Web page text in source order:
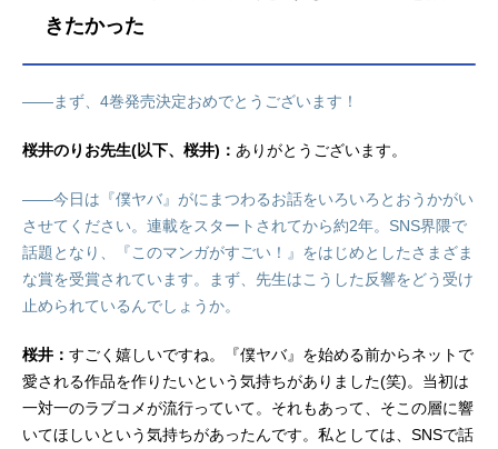
きたかった
――まず、4巻発売決定おめでとうございます！
桜井のりお先生(以下、桜井)： ありがとうございます。
――今日は『僕ヤバ』がにまつわるお話をいろいろとおうかがい
させてください。連載をスタートされてから約2年。SNS界隈で
話題となり、『このマンガがすごい！』をはじめとしたさまざま
な賞を受賞されています。まず、先生はこうした反響をどう受け
止められているんでしょうか。
桜井： すごく嬉しいですね。『僕ヤバ』を始める前からネットで
愛される作品を作りたいという気持ちがありました(笑)。当初は
一対一のラブコメが流行っていて。それもあって、そこの層に響
いてほしいという気持ちがあったんです。私としては、SNSで話